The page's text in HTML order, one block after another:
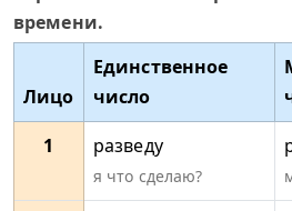
времени.
Лицо
Единственное
число
1
разведу
я что сделаю?